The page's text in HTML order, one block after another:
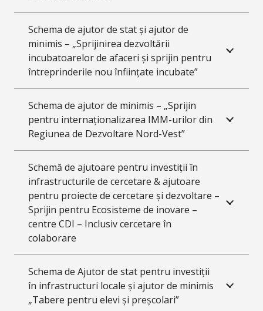
Schema de ajutor de stat și ajutor de
minimis – „Sprijinirea dezvoltării
incubatoarelor de afaceri și sprijin pentru
întreprinderile nou înființate incubate”
Schema de ajutor de minimis – „Sprijin
pentru internaționalizarea IMM-urilor din
Regiunea de Dezvoltare Nord-Vest”
Schemă de ajutoare pentru investiții în
infrastructurile de cercetare & ajutoare
pentru proiecte de cercetare și dezvoltare –
Sprijin pentru Ecosisteme de inovare –
centre CDI – Inclusiv cercetare în
colaborare
Schema de Ajutor de stat pentru investiții
în infrastructuri locale și ajutor de minimis
„Tabere pentru elevi și preșcolari”